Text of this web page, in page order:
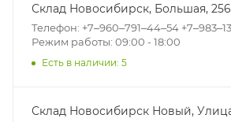
Склад Новосибирск, ​Большая,
Телефон: +7‒960‒791‒44‒54
Режим работы: 09:00 - 18:00
Есть в наличии: 5
Склад Новосибирск Новый,